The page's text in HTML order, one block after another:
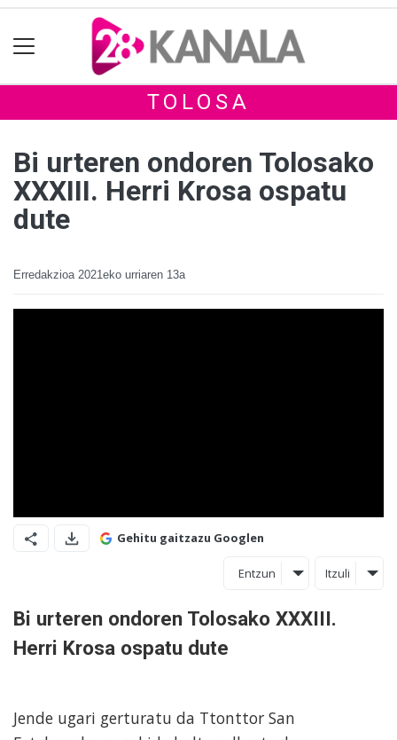
TOLOSA
Bi urteren ondoren Tolosako
XXXIII. Herri Krosa ospatu
dute
Erredakzioa 2021eko urriaren 13a
Gehitu gaitzazu Googlen
Entzun Itzuli
Bi urteren ondoren Tolosako XXXIII.
Herri Krosa ospatu dute
Jende ugari gerturatu da Ttonttor San